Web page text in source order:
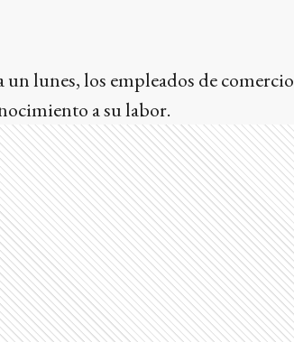
un lunes, los empleados de comercio
a su labor.